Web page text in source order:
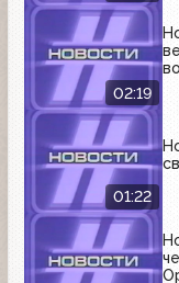
02:19
01:22